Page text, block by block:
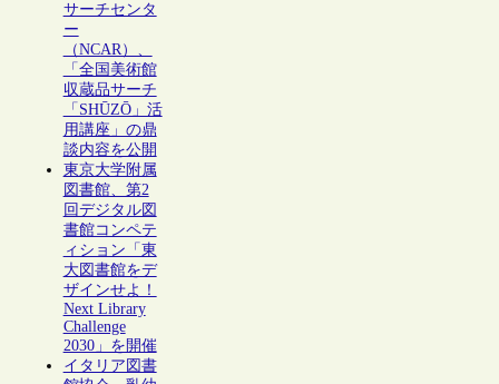
サーチセンタ
ー
（NCAR）、
「全国美術館
収蔵品サーチ
「SHŪZŌ」活
用講座」の鼎
談内容を公開
東京大学附属
図書館、第2
回デジタル図
書館コンペテ
ィション「東
大図書館をデ
ザインせよ！
Next Library
Challenge
2030」を開催
イタリア図書